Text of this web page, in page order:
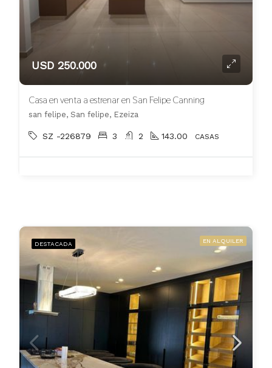
USD 250.000
Casa en venta a estrenar en San Felipe Canning
san felipe, San felipe, Ezeiza
SZ -226879 3 2 143.00 CASAS
DESTACADA EN ALQUILER